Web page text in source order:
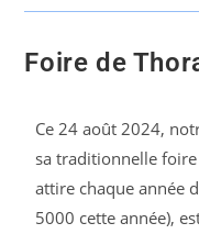
Foire de
Ce 24 août 2024,
sa traditionnelle
attire chaque année
5000 cette année),